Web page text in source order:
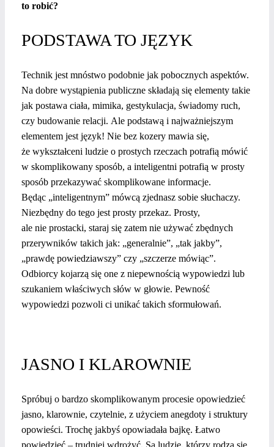
to robić?
PODSTAWA TO JĘZYK
Technik jest mnóstwo podobnie jak pobocznych aspektów.
Na dobre wystąpienia publiczne składają się elementy takie
jak postawa ciała, mimika, gestykulacja, świadomy ruch,
czy budowanie relacji. Ale podstawą i najważniejszym
elementem jest język! Nie bez kozery mawia się,
że wykształceni ludzie o prostych rzeczach potrafią mówić
w skomplikowany sposób, a inteligentni potrafią w prosty
sposób przekazywać skomplikowane informacje.
Będąc „inteligentnym” mówcą zjednasz sobie słuchaczy.
Niezbędny do tego jest prosty przekaz. Prosty,
ale nie prostacki, staraj się zatem nie używać zbędnych
przerywników takich jak: „generalnie”, „tak jakby”,
„prawdę powiedziawszy” czy „szczerze mówiąc”.
Odbiorcy kojarzą się one z niepewnością wypowiedzi lub
szukaniem właściwych słów w głowie. Pewność
wypowiedzi pozwoli ci unikać takich sformułowań.
JASNO I KLAROWNIE
Spróbuj o bardzo skomplikowanym procesie opowiedzieć
jasno, klarownie, czytelnie, z użyciem anegdoty i struktury
opowieści. Trochę jakbyś opowiadała bajkę. Łatwo
powiedzieć – trudniej wdrożyć. Są ludzie, którzy rodzą się